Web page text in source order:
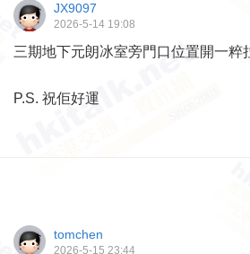
JX9097
2026-5-14 19:08
三期地下元朗冰室旁門口位置開一粹
P.S. 祝佢好運
tomchen
2026-5-15 23:44